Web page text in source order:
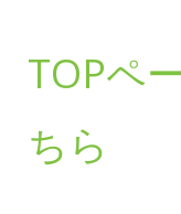
TOPペ
ちら